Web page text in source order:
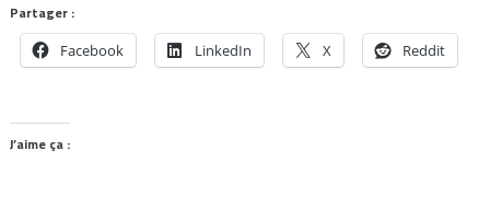
Partager :
Facebook LinkedIn X Reddit
J’aime ça :